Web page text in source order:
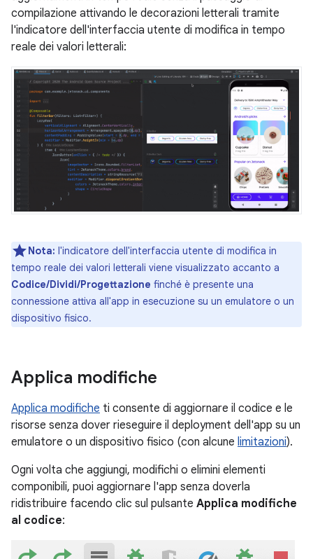
compilazione attivando le decorazioni letterali tramite
l'indicatore dell'interfaccia utente di modifica in tempo
reale dei valori letterali:
Nota: l'indicatore dell'interfaccia utente di modifica in
tempo reale dei valori letterali viene visualizzato accanto a
Codice/Dividi/Progettazione finché è presente una
connessione attiva all'app in esecuzione su un emulatore o un
dispositivo fisico.
Applica modifiche
Applica modifiche ti consente di aggiornare il codice e le
risorse senza dover rieseguire il deployment dell'app su un
emulatore o un dispositivo fisico (con alcune limitazioni).
Ogni volta che aggiungi, modifichi o elimini elementi
componibili, puoi aggiornare l'app senza doverla
ridistribuire facendo clic sul pulsante Applica modifiche
al codice: